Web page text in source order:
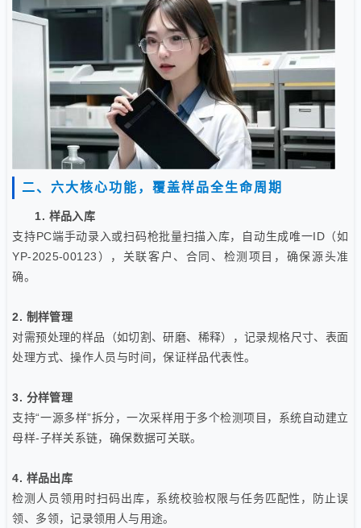
二、六大核心功能，覆盖样品全生命周期
1. 样品入库
支持PC端手动录入或扫码枪批量扫描入库，自动生成唯一ID（如
YP-2025-00123），关联客户、合同、检测项目，确保源头准
确。
2. 制样管理
对需预处理的样品（如切割、研磨、稀释），记录规格尺寸、表面
处理方式、操作人员与时间，保证样品代表性。
3. 分样管理
支持“一源多样”拆分，一次采样用于多个检测项目，系统自动建立
母样-子样关系链，确保数据可关联。
4. 样品出库
检测人员领用时扫码出库，系统校验权限与任务匹配性，防止误
领、多领，记录领用人与用途。